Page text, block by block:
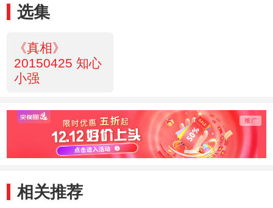
选集
《真相》
20150425 知心
小强
相关推荐